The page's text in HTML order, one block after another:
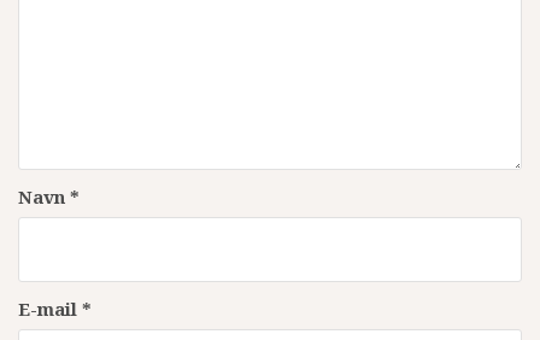
Navn *
E-mail *